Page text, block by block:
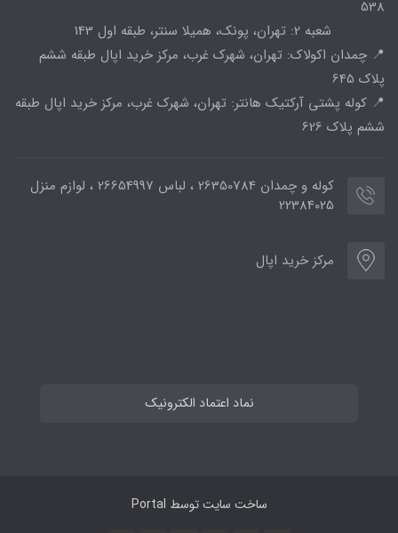
538
شعبه 2: تهران، پونک، همیلا سنتر، طبقه اول 143
📍 چمدان اکولاک: تهران، شهرک غرب، مرکز خرید اپال طبقه ششم
پلاک 645
📍 کوله پشتی آرکتیک هانتر: تهران، شهرک غرب، مرکز خرید اپال طبقه
ششم پلاک 626
کوله و چمدان 26350784 ، لباس 26654997 ، لوازم منزل
22384025
مرکز خرید اپال
نماد اعتماد الکترونیک
ساخت سایت توسط Portal